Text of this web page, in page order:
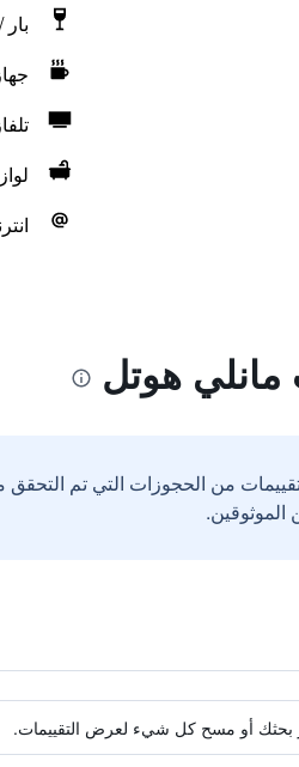
مانلي هوتل
من الحجوزات التي تم
بحثك أو مسح كل شيء لعرض التقييمات.